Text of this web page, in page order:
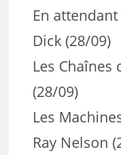
En
Dick (28/09)
Les Chaînes
(28/09)
Les
Ray Nelson